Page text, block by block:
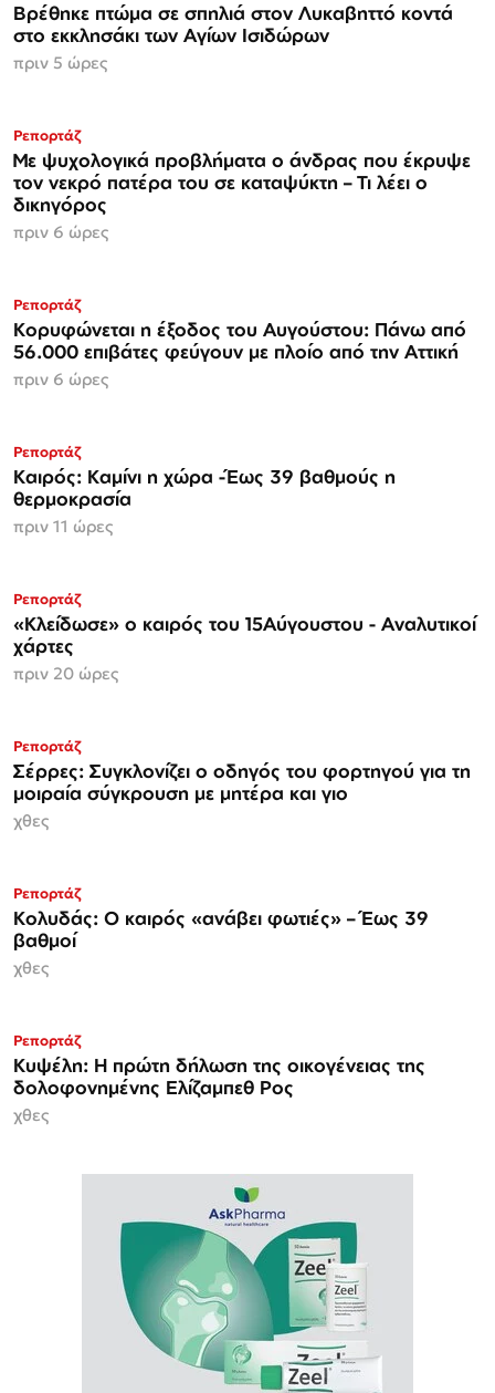
Βρέθηκε πτώμα σε σπηλιά στον Λυκαβηττό κοντά
στο εκκλησάκι των Αγίων Ισιδώρων
πριν 5 ώρες
Ρεπορτάζ
Με ψυχολογικά προβλήματα ο άνδρας που έκρυψε
τον νεκρό πατέρα του σε καταψύκτη – Τι λέει ο
δικηγόρος
πριν 6 ώρες
Ρεπορτάζ
Κορυφώνεται η έξοδος του Αυγούστου: Πάνω από
56.000 επιβάτες φεύγουν με πλοίο από την Αττική
πριν 6 ώρες
Ρεπορτάζ
Καιρός: Καμίνι η χώρα -Έως 39 βαθμούς η
θερμοκρασία
πριν 11 ώρες
Ρεπορτάζ
«Κλείδωσε» ο καιρός του 15Αύγουστου - Αναλυτικοί
χάρτες
πριν 20 ώρες
Ρεπορτάζ
Σέρρες: Συγκλονίζει ο οδηγός του φορτηγού για τη
μοιραία σύγκρουση με μητέρα και γιο
χθες
Ρεπορτάζ
Κολυδάς: Ο καιρός «ανάβει φωτιές» – Έως 39
βαθμοί
χθες
Ρεπορτάζ
Κυψέλη: Η πρώτη δήλωση της οικογένειας της
δολοφονημένης Ελίζαμπεθ Ρος
χθες